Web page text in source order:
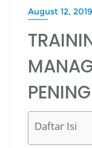
August 12, 2019
Daftar Isi